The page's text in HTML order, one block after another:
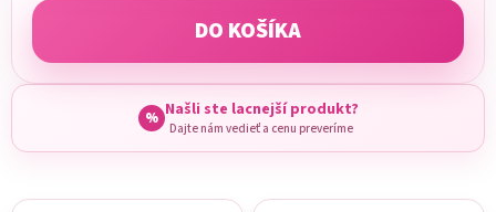
DO KOŠÍKA
% Našli ste lacnejší produkt?
Dajte nám vedieť a cenu preveríme